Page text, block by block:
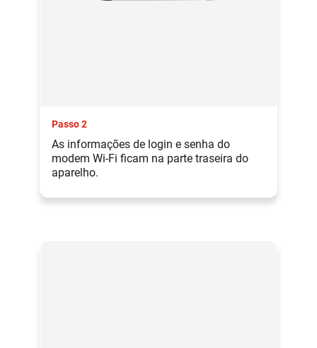
Passo 2
As informações de login e senha do
modem Wi-Fi ficam na parte traseira do
aparelho.